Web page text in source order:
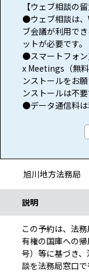
【ウェブ相談の留
●ウェブ相談は
ブ会議が利用で
ットが必要です。
●スマートフォン
x Meetings（無
ンストールをお
ンストールは不要
●データ通信料は
旭川地方法務局
説明
この予約は、法
有権の国庫への
号）等に基づき
談を法務局窓口で